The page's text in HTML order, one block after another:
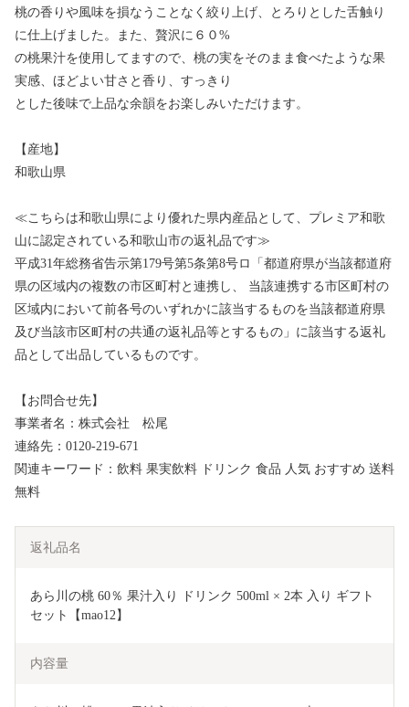
桃の香りや風味を損なうことなく絞り上げ、とろりとした舌触り
に仕上げました。また、贅沢に６０%
の桃果汁を使用してますので、桃の実をそのまま食べたような果
実感、ほどよい甘さと香り、すっきり
とした後味で上品な余韻をお楽しみいただけます。
【産地】
和歌山県
≪こちらは和歌山県により優れた県内産品として、プレミア和歌
山に認定されている和歌山市の返礼品です≫
平成31年総務省告示第179号第5条第8号ロ「都道府県が当該都道府
県の区域内の複数の市区町村と連携し、 当該連携する市区町村の
区域内において前各号のいずれかに該当するものを当該都道府県
及び当該市区町村の共通の返礼品等とするもの」に該当する返礼
品として出品しているものです。
【お問合せ先】
事業者名：株式会社 松尾
連絡先：0120-219-671
関連キーワード：飲料 果実飲料 ドリンク 食品 人気 おすすめ 送料
無料
返礼品名
あら川の桃 60％ 果汁入り ドリンク 500ml × 2本 入り ギフト
セット【mao12】
内容量